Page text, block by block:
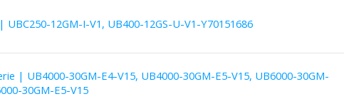
UBC250-12GM-I-V1, UB400-12GS-U-V1-Y70151686
| UB4000-30GM-E4-V15, UB4000-30GM-E5-V15, UB6000-30GM-
30GM-E5-V15